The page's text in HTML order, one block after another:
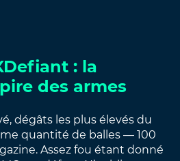
: la
des armes
dégâts les plus élevés du
quantité de balles — 100
Assez fou étant donné